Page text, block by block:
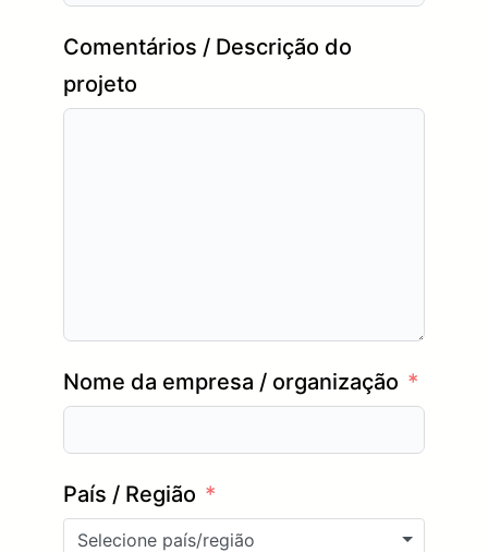
Comentários / Descrição do
projeto
Nome da empresa / organização
País / Região
Selecione país/região